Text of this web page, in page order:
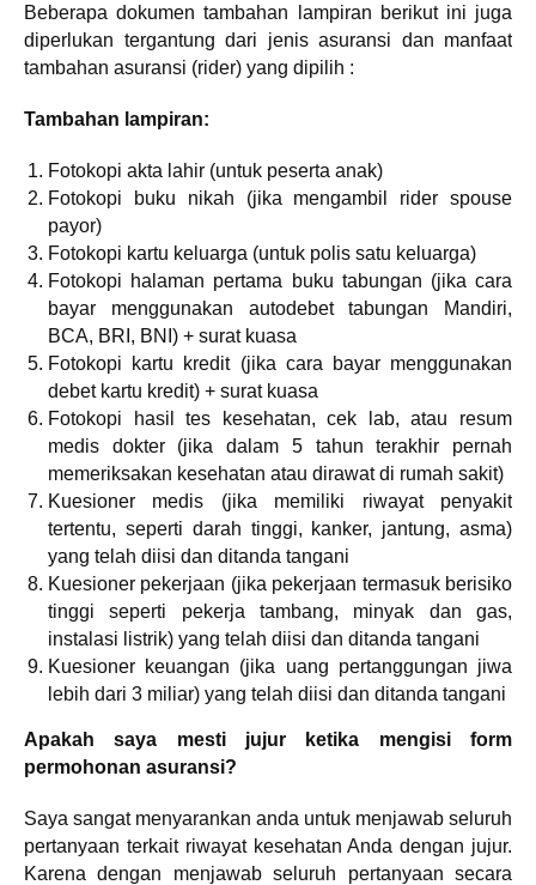
Beberapa dokumen tambahan lampiran berikut ini juga
diperlukan tergantung dari jenis asuransi dan manfaat
tambahan asuransi (rider) yang dipilih :
Tambahan lampiran:
Fotokopi akta lahir (untuk peserta anak)
Fotokopi buku nikah (jika mengambil rider spouse
payor)
Fotokopi kartu keluarga (untuk polis satu keluarga)
Fotokopi halaman pertama buku tabungan (jika cara
bayar menggunakan autodebet tabungan Mandiri,
BCA, BRI, BNI) + surat kuasa
Fotokopi kartu kredit (jika cara bayar menggunakan
debet kartu kredit) + surat kuasa
Fotokopi hasil tes kesehatan, cek lab, atau resum
medis dokter (jika dalam 5 tahun terakhir pernah
memeriksakan kesehatan atau dirawat di rumah sakit)
Kuesioner medis (jika memiliki riwayat penyakit
tertentu, seperti darah tinggi, kanker, jantung, asma)
yang telah diisi dan ditanda tangani
Kuesioner pekerjaan (jika pekerjaan termasuk berisiko
tinggi seperti pekerja tambang, minyak dan gas,
instalasi listrik) yang telah diisi dan ditanda tangani
Kuesioner keuangan (jika uang pertanggungan jiwa
lebih dari 3 miliar) yang telah diisi dan ditanda tangani
Apakah saya mesti jujur ketika mengisi form
permohonan asuransi?
Saya sangat menyarankan anda untuk menjawab seluruh
pertanyaan terkait riwayat kesehatan Anda dengan jujur.
Karena dengan menjawab seluruh pertanyaan secara